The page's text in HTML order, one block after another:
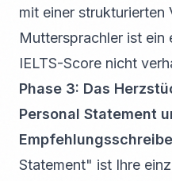
mit einer strukturierten
Muttersprachler ist ein
IELTS-Score nicht
Phase 3: Das
Personal Statement
Statement" ist Ihre